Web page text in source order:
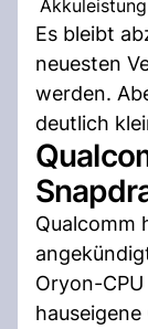
Es bleibt
neuesten
werden.
deutlich
Qualcomm
Oryon-